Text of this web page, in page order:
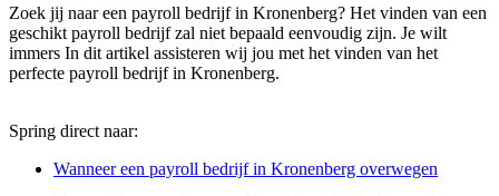
Zoek jij naar een payroll bedrijf in Kronenberg? Het vinden van een
geschikt payroll bedrijf zal niet bepaald eenvoudig zijn. Je wilt
immers In dit artikel assisteren wij jou met het vinden van het
perfecte payroll bedrijf in Kronenberg.
Spring direct naar:
Wanneer een payroll bedrijf in Kronenberg overwegen